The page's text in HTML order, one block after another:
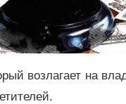
возлагает на